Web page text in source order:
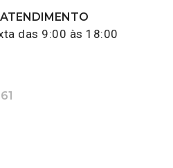
das 9:00 às 18:00